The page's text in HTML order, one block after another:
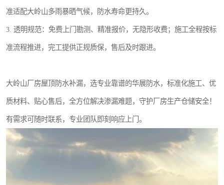
准适配大岭山多雨暴晒气候，防水寿命更持久。
3. 透明规范：免费上门勘测、精准报价，无隐形收费；施工全程按标
准流程推进，完工提供正规质保，售后及时跟进。
大岭山厂房屋顶防水补漏，选专业靠谱的华展防水，标准化施工、优
质材料、贴心售后，全方位解决渗漏难题，守护厂房生产仓储安全！
有需求可随时联系，专业团队即刻响应上门。